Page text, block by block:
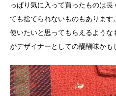
っぱり気に入って買ったものは
ても捨てられないものもあります
使いたいと思ってもらえるよう
がデザイナーとしての醍醐味かも